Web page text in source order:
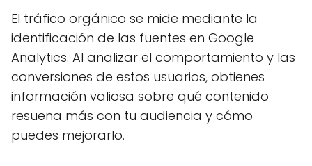
El tráfico orgánico se mide mediante la
identificación de las fuentes en Google
Analytics. Al analizar el comportamiento y las
conversiones de estos usuarios, obtienes
información valiosa sobre qué contenido
resuena más con tu audiencia y cómo
puedes mejorarlo.